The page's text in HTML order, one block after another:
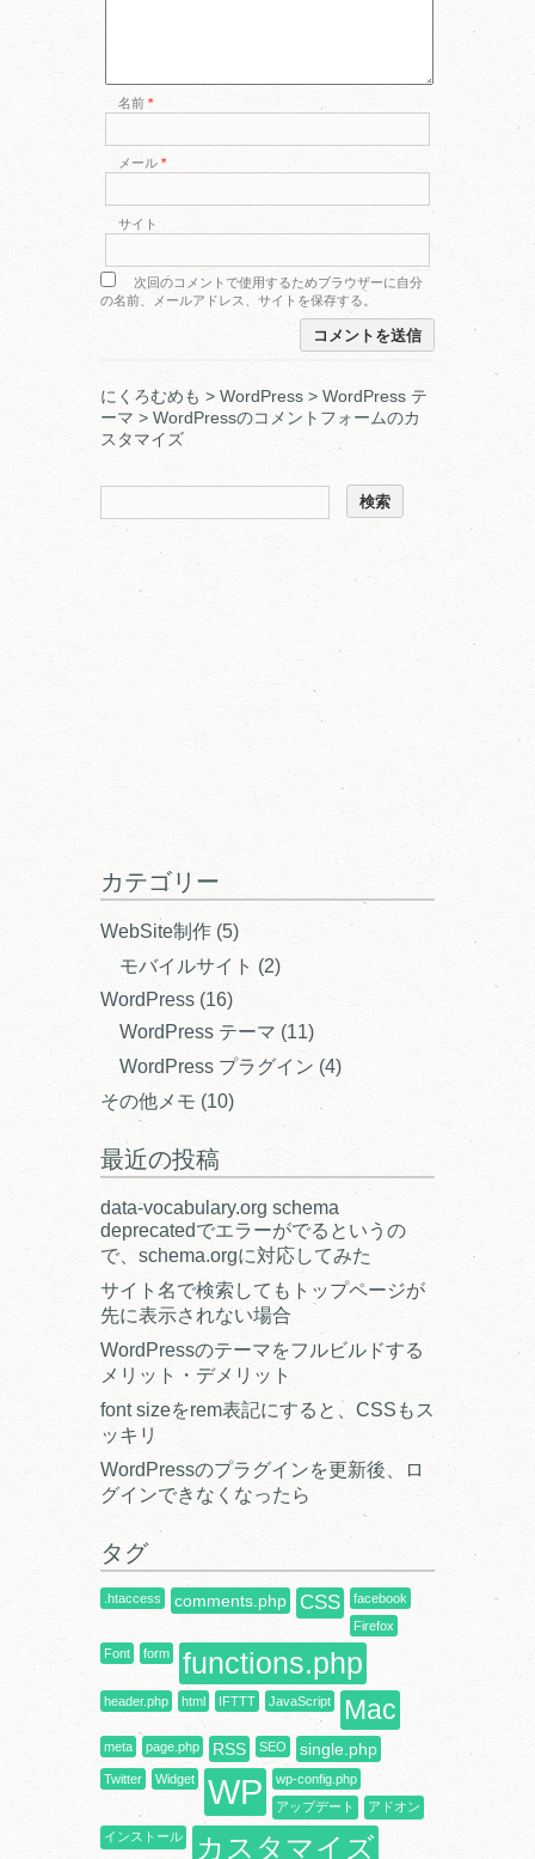
名前 *
メール *
サイト
次回のコメントで使用するためブラウザーに自分
の名前、メールアドレス、サイトを保存する。
にくろむめも > WordPress > WordPress テ
ーマ > WordPressのコメントフォームのカ
スタマイズ
カテゴリー
WebSite制作 (5)
モバイルサイト (2)
WordPress (16)
WordPress テーマ (11)
WordPress プラグイン (4)
その他メモ (10)
最近の投稿
data-vocabulary.org schema
deprecatedでエラーがでるというの
で、schema.orgに対応してみた
サイト名で検索してもトップページが
先に表示されない場合
WordPressのテーマをフルビルドする
メリット・デメリット
font sizeをrem表記にすると、CSSもス
ッキリ
WordPressのプラグインを更新後、ロ
グインできなくなったら
タグ
.htaccess comments.php CSS
facebook
Firefox
Font
form functions.php
header.php html IFTTT JavaScript Mac
meta page.php RSS SEO single.php
Twitter Widget WP
wp-config.php
アップデート
アドオン
インストール カスタマイズ